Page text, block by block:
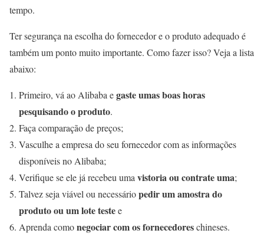
tempo.
Ter segurança na escolha do fornecedor e o produto adequado é
também um ponto muito importante. Como fazer isso? Veja a lista
abaixo:
Primeiro, vá ao Alibaba egaste umas boas horas
pesquisando o produto.
Faça comparação de preços;
Vasculhe a empresa do seu fornecedor com as informações
disponíveis no Alibaba;
Verifique se ele já recebeu uma vistoria ou contrate uma;
Talvez seja viável ou necessáriopedir um amostra do
produto ou um lote testee
Aprenda comonegociar com os fornecedoreschineses.